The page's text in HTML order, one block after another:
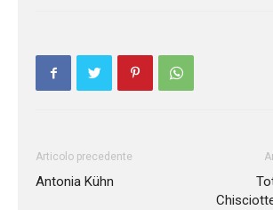
Articolo precedente
Antonia Kühn